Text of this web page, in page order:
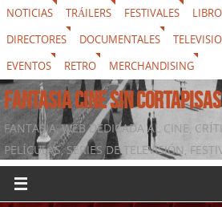
NOTICIAS TRÁILERS FESTIVALES
DIRECTORES
DOCUMENTALES
EVENTOS
RETRO MERCHANDISING
FANTASIA CINE SIN CORTAPISAS
FANTASIA, WEB DEDICADA AL CINE,
PELÍCULAS, SERIES DE TELEVISIÓN,
DVD & BLURAY, MERCHANDISING Y
SÉPTIMO ARTE